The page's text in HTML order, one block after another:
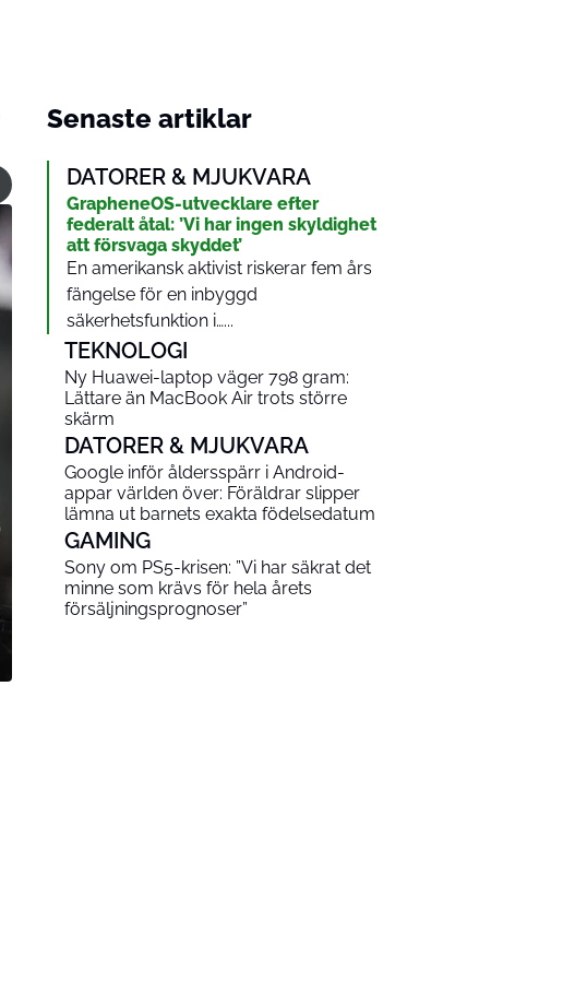
Senaste artiklar
DATORER & MJUKVARA
GrapheneOS-utvecklare efter
federalt åtal: ’Vi har ingen skyldighet
att försvaga skyddet’
En amerikansk aktivist riskerar fem års
fängelse för en inbyggd
säkerhetsfunktion i…...
TEKNOLOGI
Ny Huawei-laptop väger 798 gram:
Lättare än MacBook Air trots större
skärm
DATORER & MJUKVARA
Google inför åldersspärr i Android-
appar världen över: Föräldrar slipper
lämna ut barnets exakta födelsedatum
GAMING
Sony om PS5-krisen: ”Vi har säkrat det
minne som krävs för hela årets
försäljningsprognoser”